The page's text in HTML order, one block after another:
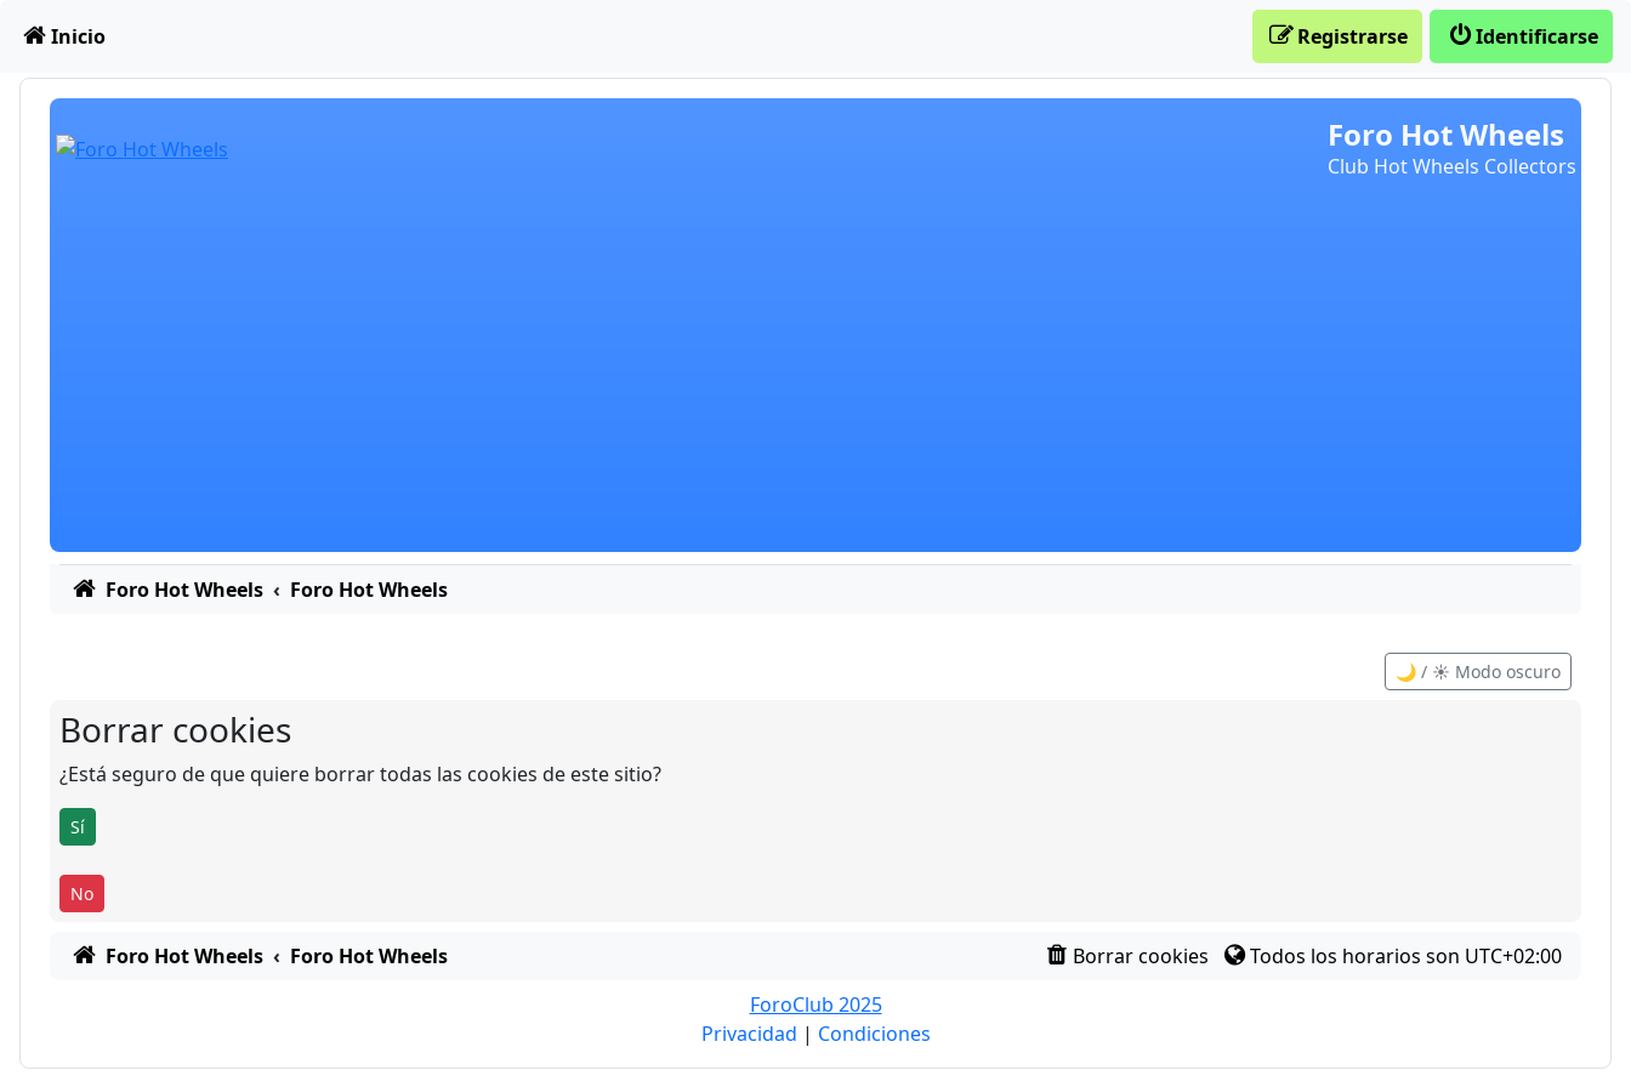
Obviar
Foro Hot Wheels
Club Hot Wheels Collectors
Inicio Identificarse
Registrarse
Foro Hot Wheels Foro Hot Wheels
🌙 / ☀️ Modo oscuro
Borrar cookies
¿Está seguro de que quiere borrar todas las cookies de este sitio?
Foro Hot Wheels Foro Hot Wheels Borrar cookies Todos los horarios son UTC+02:00
ForoClub 2025
Privacidad | Condiciones